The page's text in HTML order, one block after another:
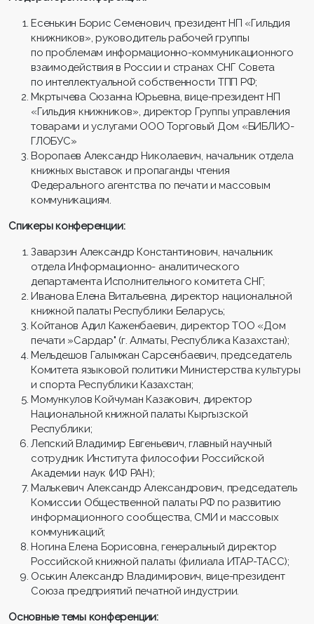
Есенькин Борис Семенович, президент НП «Гильдия
книжников», руководитель рабочей группы
по проблемам информационно-коммуникационного
взаимодействия в России и странах СНГ Совета
по интеллектуальной собственности ТПП РФ;
Мкртычева Сюзанна Юрьевна, вице-президент НП
«Гильдия книжников», директор Группы управления
товарами и услугами ООО Торговый Дом «БИБЛИО-
ГЛОБУС»
Воропаев Александр Николаевич, начальник отдела
книжных выставок и пропаганды чтения
Федерального агентства по печати и массовым
коммуникациям.
Спикеры конференции:
Заварзин Александр Константинович, начальник
отдела Информационно- аналитического
департамента Исполнительного комитета СНГ;
Иванова Елена Витальевна, директор национальной
книжной палаты Республики Беларусь;
Койтанов Адил Каженбаевич, директор ТОО «Дом
печати »Сардар" (г. Алматы, Республика Казахстан);
Мельдешов Галымжан Сарсенбаевич, председатель
Комитета языковой политики Министерства культуры
и спорта Республики Казахстан;
Момункулов Койчуман Казакович, директор
Национальной книжной палаты Кыргызской
Республики;
Лепский Владимир Евгеньевич, главный научный
сотрудник Института философии Российской
Академии наук (ИФ РАН);
Малькевич Александр Александрович, председатель
Комиссии Общественной палаты РФ по развитию
информационного сообщества, СМИ и массовых
коммуникаций;
Ногина Елена Борисовна, генеральный директор
Российской книжной палаты (филиала ИТАР-ТАСС);
Оськин Александр Владимирович, вице-президент
Союза предприятий печатной индустрии.
Основные темы конференции: